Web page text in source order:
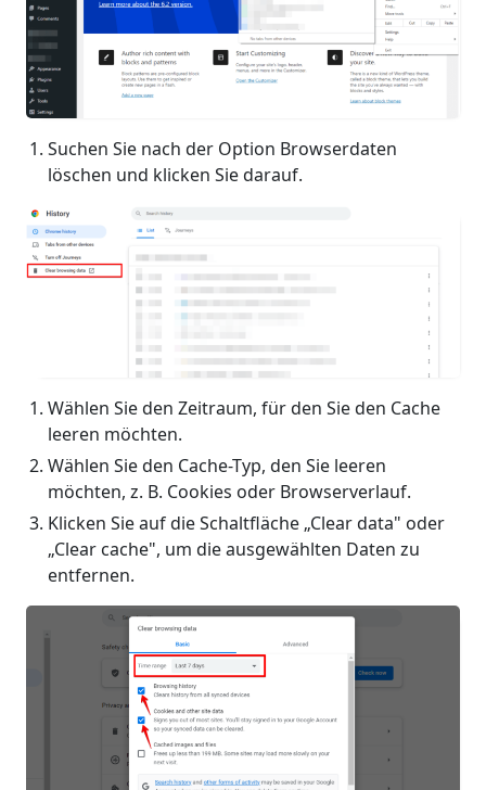
Suchen Sie nach der Option Browserdaten
löschen und klicken Sie darauf.
Wählen Sie den Zeitraum, für den Sie den Cache
leeren möchten.
Wählen Sie den Cache-Typ, den Sie leeren
möchten, z. B. Cookies oder Browserverlauf.
Klicken Sie auf die Schaltfläche „Clear data" oder
„Clear cache", um die ausgewählten Daten zu
entfernen.